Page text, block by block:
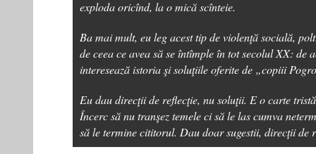
exploda oricînd, la o mică scînteie.
Ba mai mult, eu leg acest tip de violenţă socială,
de ceea ce avea să se întîmple în tot secolul XX: de
interesează istoria şi soluţiile oferite de „copiii
Eu dau direcţii de reflecţie, nu soluţii. E o carte
Încerc să nu tranşez temele ci să le las cumva
să le termine cititorul. Dau doar sugestii, direcţii de